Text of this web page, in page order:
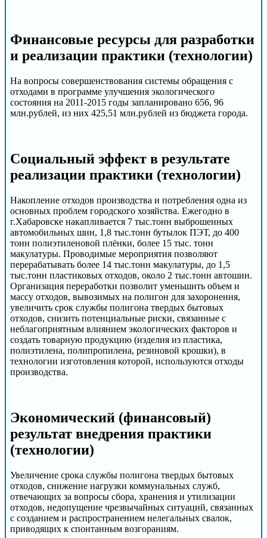
Финансовые ресурсы для разработки
и реализации практики (технологии)
На вопросы совершенствования системы обращения с
отходами в программе улучшения экологического
состояния на 2011-2015 годы запланировано 656, 96
млн.рублей, из них 425,51 млн.рублей из бюджета города.
Социальный эффект в результате
реализации практики (технологии)
Накопление отходов производства и потребления одна из
основных проблем городского хозяйства. Ежегодно в
г.Хабаровске накапливается 7 тыс.тонн выброшенных
автомобильных шин, 1,8 тыс.тонн бутылок ПЭТ, до 400
тонн полиэтиленовой плёнки, более 15 тыс. тонн
макулатуры. Проводимые мероприятия позволяют
перерабатывать более 14 тыс.тонн макулатуры, до 1,5
тыс.тонн пластиковых отходов, около 2 тыс.тонн автошин.
Организация переработки позволит уменьшить объем и
массу отходов, вывозимых на полигон для захоронения,
увеличить срок службы полигона твердых бытовых
отходов, снизить потенциальные риски, связанные с
неблагоприятным влиянием экологических факторов и
создать товарную продукцию (изделия из пластика,
полиэтилена, полипропилена, резиновой крошки), в
технологии изготовления которой, используются отходы
производства.
Экономический (финансовый)
результат внедрения практики
(технологии)
Увеличение срока службы полигона твердых бытовых
отходов, снижение нагрузки коммунальных служб,
отвечающих за вопросы сбора, хранения и утилизации
отходов, недопущение чрезвычайных ситуаций, связанных
с созданием и распространением нелегальных свалок,
приводящих к спонтанным возгораниям.